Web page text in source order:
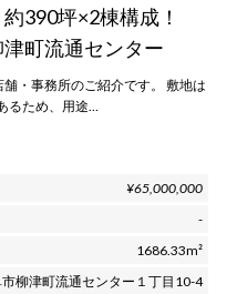
約390坪×2棟構成！
町流通センター
・事務所のご紹介です。 敷地は
るため、用途…
¥65,000,000
-
1686.33m²
柳津町流通センター１丁目10-4